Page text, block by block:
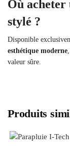
Où
stylé ?
Disponible
esthétique moderne,
valeur sûre.
Produits